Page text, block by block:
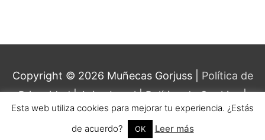
Copyright © 2026 Muñecas Gorjuss| Política de
Privacidad|Aviso Legal|Política de Cookies|
Contacto|Sobre Nosotras|Blog
Esta web utiliza cookies para mejorar tu experiencia. ¿Estás
de acuerdo?
OK Leer más